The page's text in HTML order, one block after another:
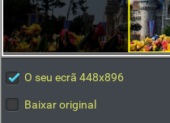
O seu ecrã 448x896
Baixar original